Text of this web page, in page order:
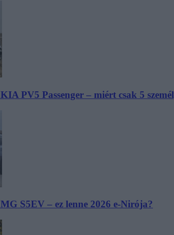
PV5 Passenger – miért csak 5
S5EV – ez lenne 2026 e-Nirója?